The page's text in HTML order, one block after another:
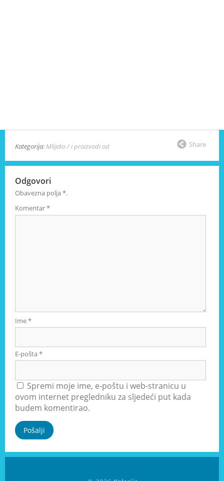
Kategorija: Mlijeko / i proizvodi od Share
Odgovori
Obavezna polja*.
Komentar*
Ime*
E-pošta*
Spremi moje ime, e-poštu i web-stranicu u
ovom internet pregledniku za sljedeći put kada
budem komentirao.